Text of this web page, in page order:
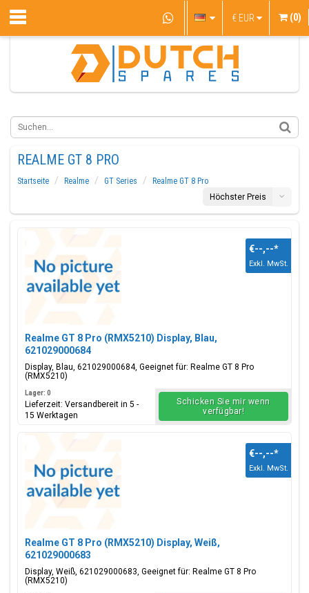
€ EUR (0)
REALME GT 8 PRO
Startseite Realme GT Series
Realme GT 8 Pro
Höchster Preis
Realme GT 8 Pro (RMX5210) Display, Blau,
621029000684
Display, Blau, 621029000684, Geeignet für: Realme GT 8 Pro
(RMX5210)
€--,--*
Exkl. MwSt.
Lager: 0
Lieferzeit: Versandbereit in 5 -
15 Werktagen
Schicken Sie mir wenn
verfügbar!
Realme GT 8 Pro (RMX5210) Display, Weiß,
621029000683
Display, Weiß, 621029000683, Geeignet für: Realme GT 8 Pro
(RMX5210)
€--,--*
Exkl. MwSt.